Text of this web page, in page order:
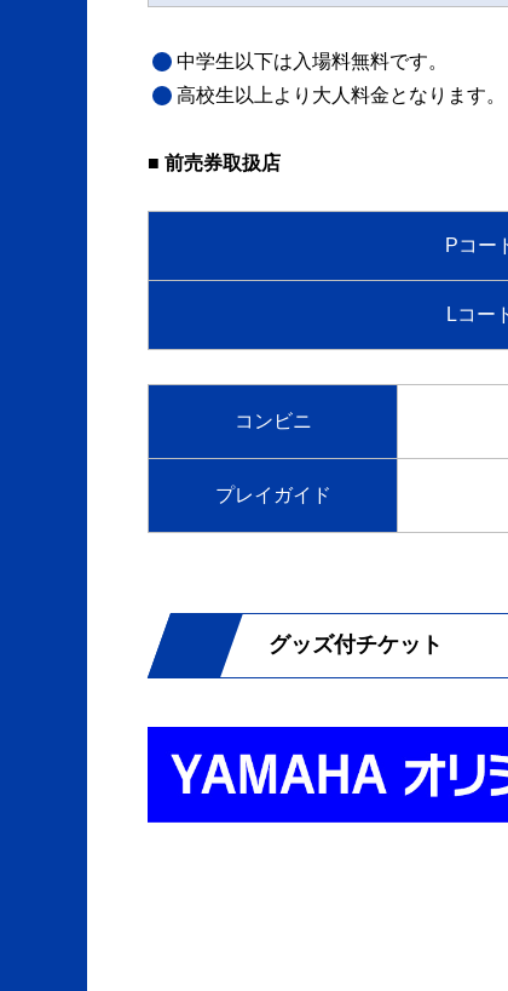
中学生以下は入場料無料です。
高校生以上より大人料金となります。
■ 前売券取扱店
Pコー
Lコー
コンビニ
プレイガイド
グッズ付チケット